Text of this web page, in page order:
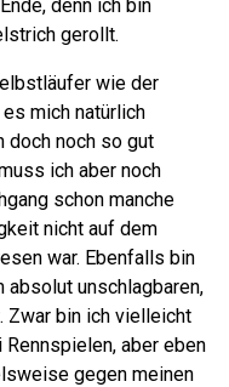
denn ich bin
gerollt.
wie der
mich natürlich
doch noch so gut
ich aber noch
schon manche
nicht auf dem
war. Ebenfalls bin
absolut unschlagbaren,
Zwar bin ich vielleicht
aber eben
gegen meinen